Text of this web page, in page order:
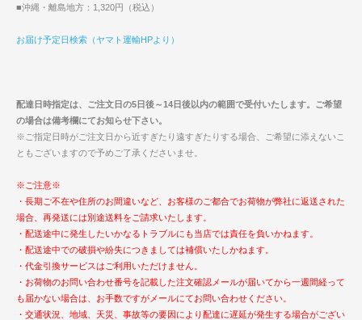
■沖縄・離島地方：1,320円（税込）
お届け予定日検索（ヤマト運輸HPより）
配達日時指定は、ご注文日の5日後～14日後以内の範囲で受付いたします。ご希望
の場合は備考欄にてお知らせ下さい。
※ご指定日時がご注文日から近すぎたり遠すぎたりする場合、ご希望に添えないこ
ともございますので予めご了承くださいませ。
※ご注意※
・長期ご不在や住所のお間違いなど、お客様のご都合でお荷物が弊社に返送された
場合、再発送には別途送料をご請求いたします。
・配送途中に発生したいかなるトラブルにも当店では責任を負いかねます。
・配送途中での破損や紛失につきましては補償いたしかねます。
・代金引換サービスはご利用いただけません。
・お荷物のお問い合わせ番号を記載した注文確認メールが届いてから一週間経って
も届かない場合は、お手数ですがメールにてお問い合わせください。
・交通状況、地域、天災、事故等の要因により配達に遅延が発生する場合がござい